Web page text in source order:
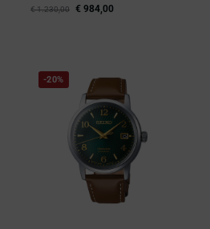
€1.230,00 € 984,00
-20%